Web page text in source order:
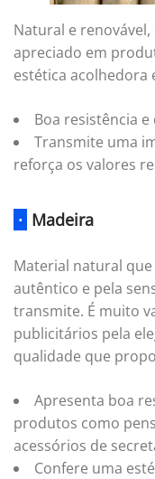
Natural e renovável,
apreciado em
estética acolhedora
Boa resistência
Transmite uma
reforça os valores
· Madeira
Material natural
autêntico e pela
transmite. É muito
publicitários pela
qualidade que
Apresenta boa
produtos como
acessórios de
Confere uma